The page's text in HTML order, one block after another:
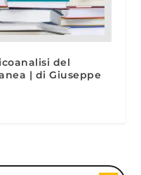
del
| di Giuseppe